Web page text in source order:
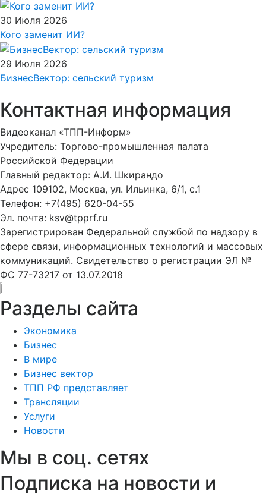
30 Июля 2026
Кого заменит ИИ?
29 Июля 2026
БизнесВектор: сельский туризм
Контактная информация
Видеоканал «ТПП-Информ»
Учредитель: Торгово-промышленная палата
Российской Федерации
Главный редактор: А.И. Шкирандо
Адрес 109102, Москва, ул. Ильинка, 6/1, c.1
Телефон: +7(495) 620-04-55
Эл. почта: ksv@tpprf.ru
Зарегистрирован Федеральной службой по надзору в
сфере связи, информационных технологий и массовых
коммуникаций. Свидетельство о регистрации ЭЛ №
ФС 77-73217 от 13.07.2018
Разделы сайта
Экономика
Бизнес
В мире
Бизнес вектор
ТПП РФ представляет
Трансляции
Услуги
Новости
Мы в соц. сетях
Подписка на новости и